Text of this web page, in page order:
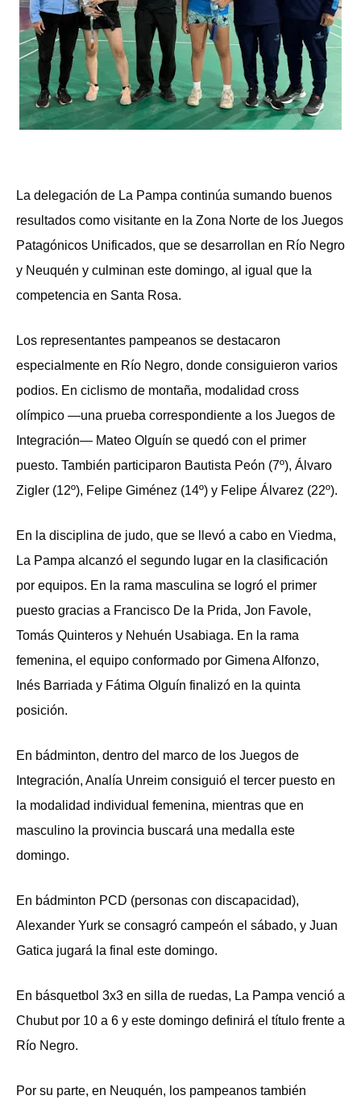
La delegación de La Pampa continúa sumando buenos
resultados como visitante en la Zona Norte de los Juegos
Patagónicos Unificados, que se desarrollan en Río Negro
y Neuquén y culminan este domingo, al igual que la
competencia en Santa Rosa.
Los representantes pampeanos se destacaron
especialmente en Río Negro, donde consiguieron varios
podios. En ciclismo de montaña, modalidad cross
olímpico —una prueba correspondiente a los Juegos de
Integración— Mateo Olguín se quedó con el primer
puesto. También participaron Bautista Peón (7º), Álvaro
Zigler (12º), Felipe Giménez (14º) y Felipe Álvarez (22º).
En la disciplina de judo, que se llevó a cabo en Viedma,
La Pampa alcanzó el segundo lugar en la clasificación
por equipos. En la rama masculina se logró el primer
puesto gracias a Francisco De la Prida, Jon Favole,
Tomás Quinteros y Nehuén Usabiaga. En la rama
femenina, el equipo conformado por Gimena Alfonzo,
Inés Barriada y Fátima Olguín finalizó en la quinta
posición.
En bádminton, dentro del marco de los Juegos de
Integración, Analía Unreim consiguió el tercer puesto en
la modalidad individual femenina, mientras que en
masculino la provincia buscará una medalla este
domingo.
En bádminton PCD (personas con discapacidad),
Alexander Yurk se consagró campeón el sábado, y Juan
Gatica jugará la final este domingo.
En básquetbol 3x3 en silla de ruedas, La Pampa venció a
Chubut por 10 a 6 y este domingo definirá el título frente a
Río Negro.
Por su parte, en Neuquén, los pampeanos también